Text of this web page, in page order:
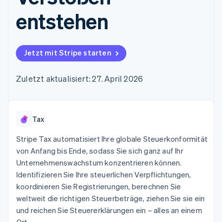
125
Terminal
Authorization
Boost
Autorisierungsraten
Link
Bezahlvorgang
Connections
Finanzdaten
Product roadmap
Ausblick
Radar
Geldmanagement
Plattformen
SaaS
KI-Unternehmen
Medien und
Unterhaltung
Gemeinnützige
Organisationen
Fachdienstleistungen
Öffentlicher Sektor
Einzelhandel
Marktplatz auf
Grundlagen der
Abonnementverwaltung
nutzungsbasierte
Abrechnung um
Karten ausgeben: So
Ressourcen
App-Integrationen
Code-Beispiele
Entwickler-Blog
API-Status
Produkt-Roadmap
Stripe Sessions
Karriere
Stripe Press
entstehen
Jetzt mit Stripe starten
Zuletzt aktualisiert: 27. April 2026
Tax
Stripe Tax automatisiert Ihre globale Steuerkonformität
von Anfang bis Ende, sodass Sie sich ganz auf Ihr
Unternehmenswachstum konzentrieren können.
Identifizieren Sie Ihre steuerlichen Verpflichtungen,
koordinieren Sie Registrierungen, berechnen Sie
weltweit die richtigen Steuerbeträge, ziehen Sie sie ein
und reichen Sie Steuererklärungen ein – alles an einem